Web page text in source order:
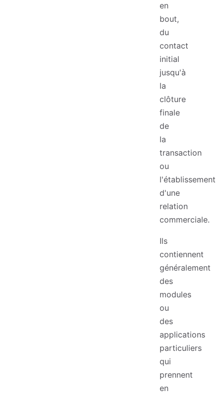
en
bout,
du
contact
initial
jusqu'à
la
clôture
finale
de
la
transaction
ou
l'établissement
d'une
relation
commerciale.
Ils
contiennent
généralement
des
modules
ou
des
applications
particuliers
qui
prennent
en